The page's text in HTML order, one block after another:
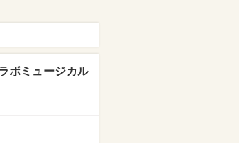
ボミュージカル